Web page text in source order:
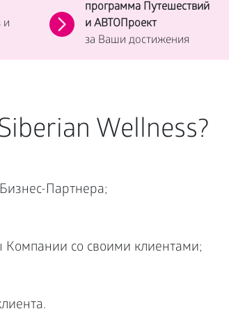
и
программа Путешествий
и АВТОПроект
за Ваши достижения
Wellness?
Партнера;
со своими клиентами;